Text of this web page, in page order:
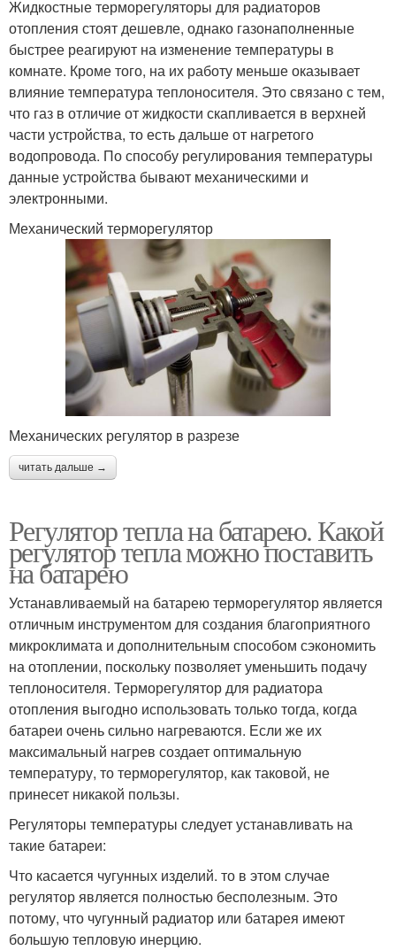
Жидкостные терморегуляторы для радиаторов
отопления стоят дешевле, однако газонаполненные
быстрее реагируют на изменение температуры в
комнате. Кроме того, на их работу меньше оказывает
влияние температура теплоносителя. Это связано с тем,
что газ в отличие от жидкости скапливается в верхней
части устройства, то есть дальше от нагретого
водопровода. По способу регулирования температуры
данные устройства бывают механическими и
электронными.
Механический терморегулятор
Механических регулятор в разрезе
читать дальше →
Регулятор тепла на батарею. Какой
регулятор тепла можно поставить
на батарею
Устанавливаемый на батарею терморегулятор является
отличным инструментом для создания благоприятного
микроклимата и дополнительным способом сэкономить
на отоплении, поскольку позволяет уменьшить подачу
теплоносителя. Терморегулятор для радиатора
отопления выгодно использовать только тогда, когда
батареи очень сильно нагреваются. Если же их
максимальный нагрев создает оптимальную
температуру, то терморегулятор, как таковой, не
принесет никакой пользы.
Регуляторы температуры следует устанавливать на
такие батареи:
Что касается чугунных изделий. то в этом случае
регулятор является полностью бесполезным. Это
потому, что чугунный радиатор или батарея имеют
большую тепловую инерцию.